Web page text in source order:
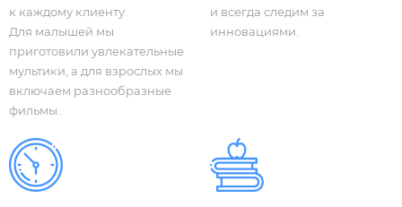
к каждому клиенту.
Для малышей мы
приготовили увлекательные
мультики, а для взрослых мы
включаем разнообразные
фильмы.
и всегда следим за
инновациями.